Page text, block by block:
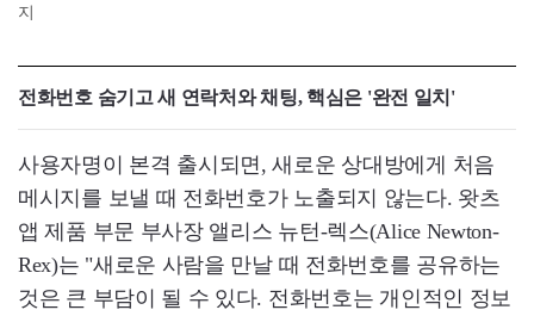
지
전화번호 숨기고 새 연락처와 채팅, 핵심은 '완전 일치'
사용자명이 본격 출시되면, 새로운 상대방에게 처음
메시지를 보낼 때 전화번호가 노출되지 않는다. 왓츠
앱 제품 부문 부사장 앨리스 뉴턴-렉스(Alice Newton-
Rex)는 "새로운 사람을 만날 때 전화번호를 공유하는
것은 큰 부담이 될 수 있다. 전화번호는 개인적인 정보